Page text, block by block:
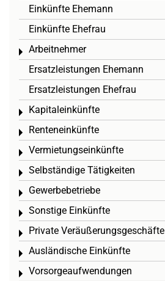
Einkünfte Ehemann
Einkünfte Ehefrau
Arbeitnehmer
Toggle menu
Ersatzleistungen Ehemann
Ersatzleistungen Ehefrau
Kapitaleinkünfte
Toggle menu
Renteneinkünfte
Toggle menu
Vermietungseinkünfte
Toggle menu
Selbständige Tätigkeiten
Toggle menu
Gewerbebetriebe
Toggle menu
Sonstige Einkünfte
Toggle menu
Private Veräußerungsgeschäfte
Toggle menu
Ausländische Einkünfte
Toggle menu
Vorsorgeaufwendungen
Toggle menu